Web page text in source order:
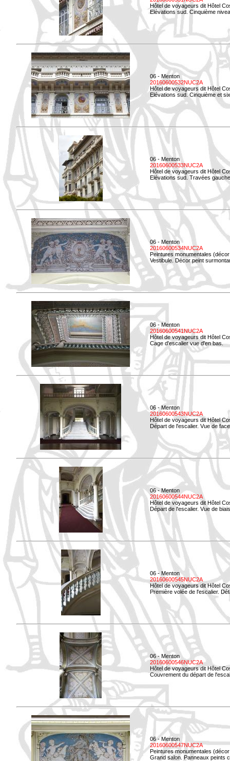
Hôtel de voyageurs dit Hôtel
Elévations sud. Cinquième
06 - Menton
20160600532NUC2A
Hôtel de voyageurs dit Hôtel
Elévations sud. Cinquième et
06 - Menton
20160600533NUC2A
Hôtel de voyageurs dit Hôtel
Elévations sud. Travées
06 - Menton
20160600534NUC2A
Peintures monumentales
Vestibule. Décor peint
06 - Menton
20160600541NUC2A
Hôtel de voyageurs dit Hôtel
Cage d'escalier vue d'en bas.
06 - Menton
20160600543NUC2A
Hôtel de voyageurs dit Hôtel
Départ de l'escalier. Vue de
06 - Menton
20160600544NUC2A
Hôtel de voyageurs dit Hôtel
Départ de l'escalier. Vue de
06 - Menton
20160600545NUC2A
Hôtel de voyageurs dit Hôtel
Première volée de l'escalier.
06 - Menton
20160600546NUC2A
Hôtel de voyageurs dit Hôtel
Couvrement du départ de
06 - Menton
20160600547NUC2A
Peintures monumentales
Grand salon. Panneaux peints